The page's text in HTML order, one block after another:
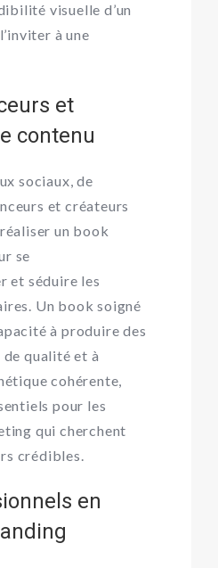
visuelle d’un
à une
et
contenu
sociaux, de
et créateurs
un book
se
et séduire les
Un book soigné
à produire des
qualité et à
cohérente,
pour les
qui cherchent
crédibles.
en